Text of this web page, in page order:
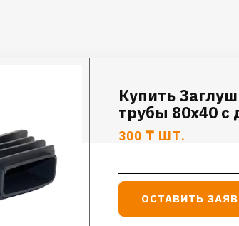
Купить
трубы 80х40 с
300 ₸ ШТ.
ОСТАВИТЬ